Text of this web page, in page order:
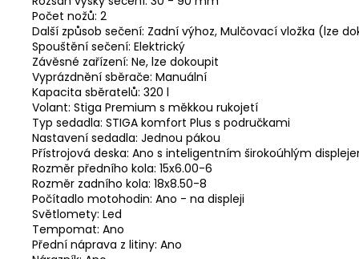
Počet nožů: 2
Další způsob sečení: Zadní výhoz, Mulčovací vložka (lze
Spouštění sečení: Elektrický
Závěsné zařízení: Ne, lze dokoupit
Vyprázdnění sběrače: Manuální
Kapacita sběratelů: 320 l
Volant: Stiga Premium s měkkou rukojetí
Typ sedadla: STIGA komfort Plus s područkami
Nastavení sedadla: Jednou pákou
Přístrojová deska: Ano s inteligentním širokoúhlým
Rozměr předního kola: 15x6.00-6
Rozměr zadního kola: 18x8.50-8
Počítadlo motohodin: Ano - na displeji
Světlomety: Led
Tempomat: Ano
Přední náprava z litiny: Ano